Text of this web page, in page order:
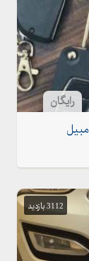
رایگان
3112 بازدید